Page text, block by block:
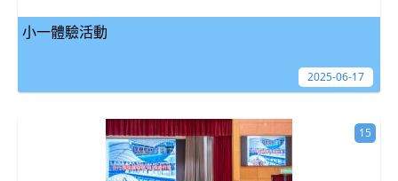
小一體驗活動
2025-06-17
15